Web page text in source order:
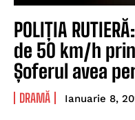
POLIȚIA
de 50 km/h
Șoferul avea
DRAMĂ Ianuarie 8,